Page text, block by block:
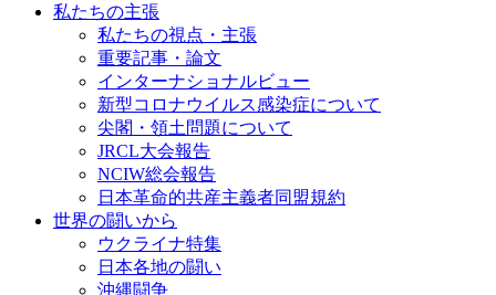
私たちの主張
私たちの視点・主張
重要記事・論文
インターナショナルビュー
新型コロナウイルス感染症について
尖閣・領土問題について
JRCL大会報告
NCIW総会報告
日本革命的共産主義者同盟規約
世界の闘いから
ウクライナ特集
日本各地の闘い
沖縄闘争